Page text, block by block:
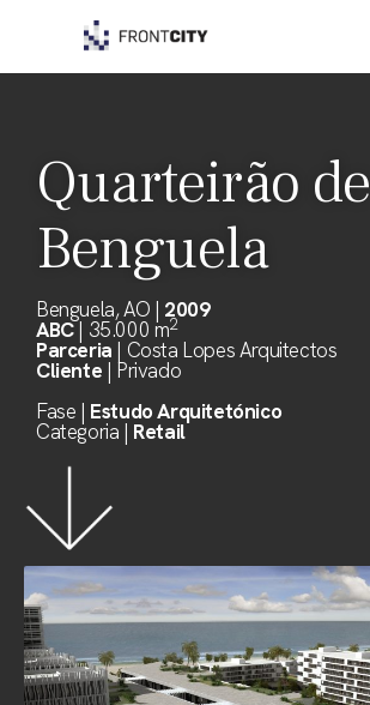
content
Quarteirão de
Benguela
Benguela, AO | 2009
ABC| 35.000 m2
Parceria | Costa Lopes Arquitectos
Cliente | Privado
Fase | Estudo Arquitetónico
Categoria | Retail